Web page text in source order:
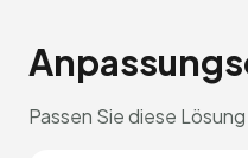
Passen Sie diese